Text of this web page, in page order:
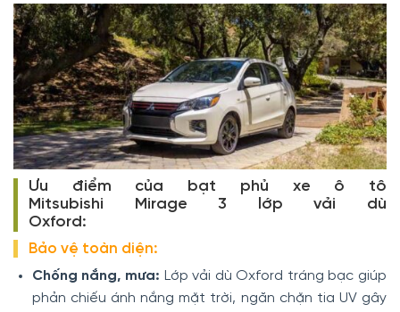
Ưu điểm của bạt phủ xe ô tô
Mitsubishi Mirage 3 lớp vải dù
Oxford:
Bảo vệ toàn diện:
Chống nắng, mưa: Lớp vải dù Oxford tráng bạc giúp
phản chiếu ánh nắng mặt trời, ngăn chặn tia UV gây